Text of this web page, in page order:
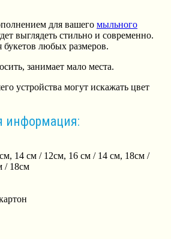
для вашего мыльного
выглядеть стильно и современно.
любых размеров.
занимает мало места.
устройства могут искажать цвет
информация:
14 см / 12см, 16 см / 14 см, 18см /
/ 18см